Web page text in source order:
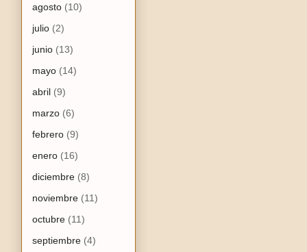
agosto (10)
julio (2)
junio (13)
mayo (14)
abril (9)
marzo (6)
febrero (9)
enero (16)
diciembre (8)
noviembre (11)
octubre (11)
septiembre (4)